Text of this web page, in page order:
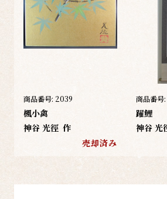
商品番号: 2039
楓小禽
神谷 光徑 作
売却済み
商品番号:
躍鯉
神谷 光